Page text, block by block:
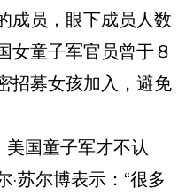
成员，眼下成员人数
女童子军官员曾于８
招募女孩加入，避免
国童子军才不认
苏尔博表示：“很多